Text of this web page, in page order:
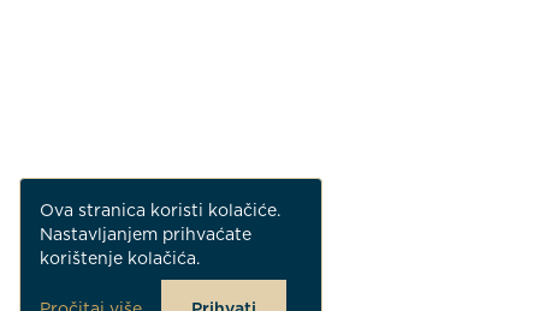
Ova stranica koristi kolačiće.
Nastavljanjem prihvaćate
korištenje kolačića.